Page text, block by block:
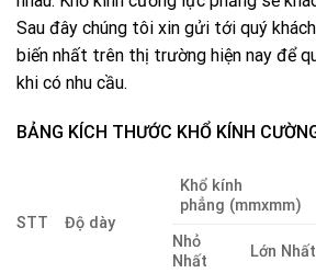
Sau đây chúng tôi xin gửi tới quý
biến nhất trên thị trường hiện nay để
khi có nhu cầu.
BẢNG KÍCH THƯỚC KHỔ KÍNH
STT Độ dày
Khổ kính
phẳng (mmxmm)
Nhỏ
Nhất
Lớn Nhất